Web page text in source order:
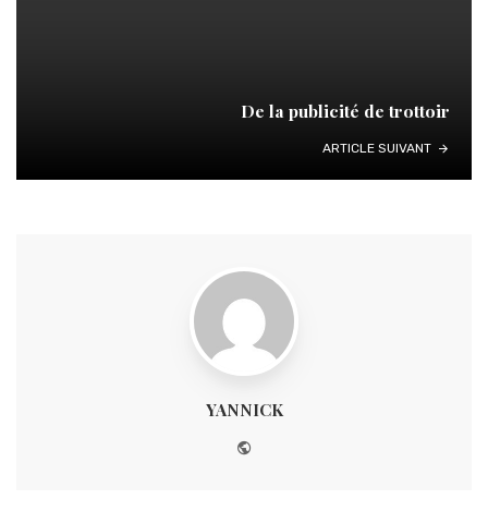
De la publicité de trottoir
ARTICLE SUIVANT
YANNICK